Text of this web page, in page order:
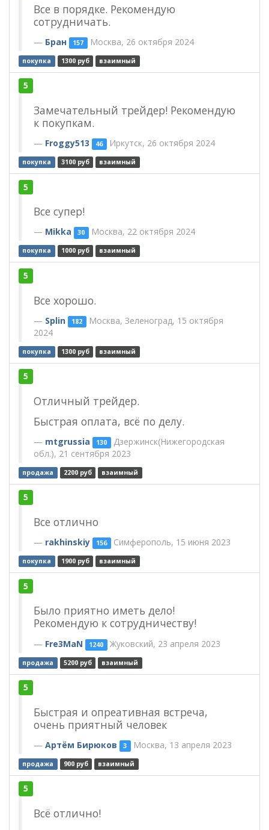
Все в порядке. Рекомендую
сотрудничать.
Бран 157 Москва, 26 октября 2024
покупка 1300 руб взаимный
5
Замечательный трейдер! Рекомендую
к покупкам.
Froggy513 46 Иркутск, 26 октября 2024
покупка 3100 руб взаимный
5
Все супер!
Mikka 30 Москва, 22 октября 2024
покупка 1000 руб взаимный
5
Все хорошо.
Splin 182 Москва, Зеленоград, 15 октября
2024
покупка 1300 руб взаимный
5
Отличный трейдер.
Быстрая оплата, всё по делу.
mtgrussia 130 Дзержинск(Нижегородская
обл.), 21 сентября 2023
продажа 2200 руб взаимный
5
Все отлично
rakhinskiy 156 Симферополь, 15 июня 2023
покупка 1900 руб взаимный
5
Было приятно иметь дело!
Рекомендую к сотрудничеству!
Fre3MaN 1240 Жуковский, 23 апреля 2023
продажа 5200 руб взаимный
5
Быстрая и опреативная встреча,
очень приятный человек
Артём Бирюков 3 Москва, 13 апреля 2023
продажа 900 руб взаимный
5
Всё отлично!